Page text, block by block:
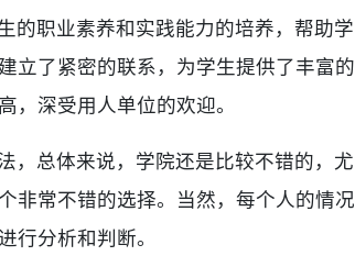
的职业素养和实践能力的培养，帮助学
立了紧密的联系，为学生提供了丰富的
深受用人单位的欢迎。
，总体来说，学院还是比较不错的，尤
非常不错的选择。当然，每个人的情况
行分析和判断。